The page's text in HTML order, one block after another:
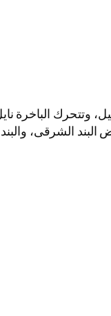
وتتحرك الباخرة
الشرقى،